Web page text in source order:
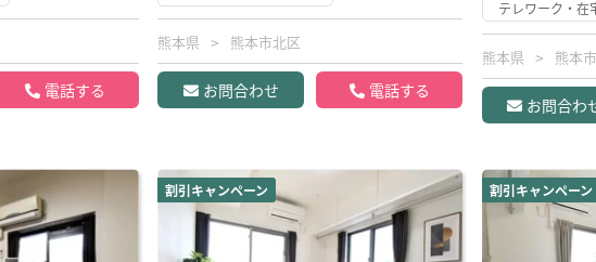
電話する
熊本県 熊本市北区
お問合わせ 電話する
テレワーク・在
熊本県 熊本
お問合わ
割引キャンペーン 割引キャンペーン